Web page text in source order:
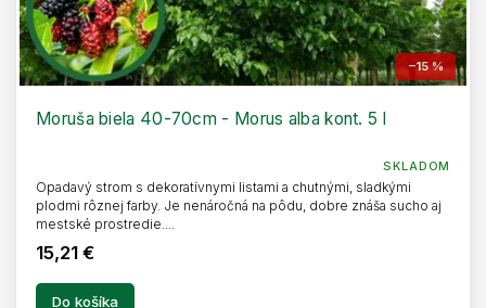
–15 %
Moruša biela 40-70cm - Morus alba kont. 5 l
SKLADOM
15,21 €
Do košíka
Opadavý strom s dekoratívnymi listami a chutnými, sladkými
plodmi rôznej farby. Je nenáročná na pôdu, dobre znáša sucho aj
mestské prostredie....